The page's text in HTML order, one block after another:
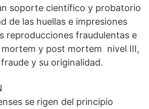
soporte científico y probatorio
de las huellas e impresiones
reproducciones fraudulentas e
mortem y post mortem nivel III,
y su originalidad.
se rigen del principio